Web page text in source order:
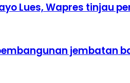
Lues, Wapres tinjau
jembatan